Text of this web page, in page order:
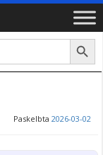
Search Button
Paskelbta 2026-03-02